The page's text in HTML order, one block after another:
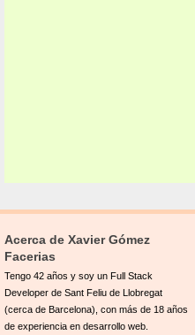
Acerca de Xavier Gómez
Facerias
Tengo 42 años y soy un Full Stack
Developer de Sant Feliu de Llobregat
(cerca de Barcelona), con más de 18 años
de experiencia en desarrollo web.